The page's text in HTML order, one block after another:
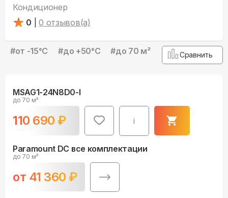
Кондиционер
0
0 отзывов(а)
#от -15°С #до +50°С #до 70 м² Сравнить
MSAG1-24N8D0-I
до 70 м²
110 690 ₽ i
Paramount DC все комплектации
до 70 м²
от 41 360 ₽